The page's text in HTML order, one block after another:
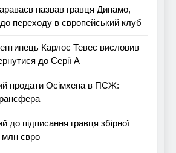
назвав гравця Динамо,
переходу в європейський клуб
Карлос Тевес висловив
до Серії А
продати Осімхена в ПСЖ:
підписання гравця збірної
млн євро